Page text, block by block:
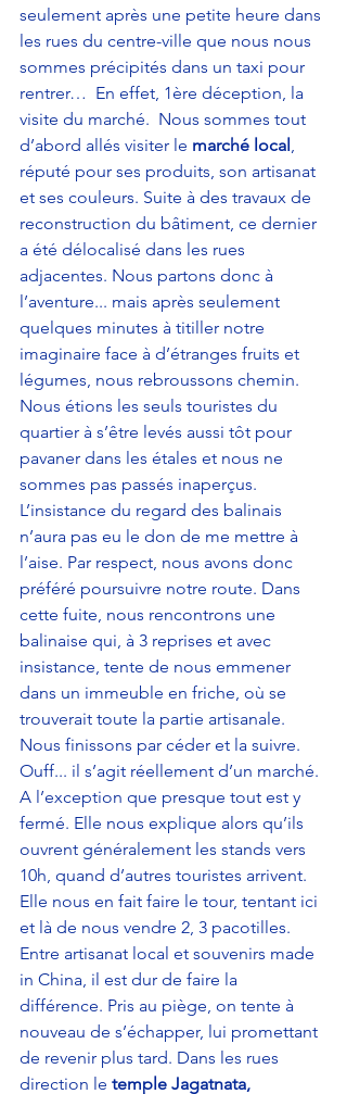
seulement après une petite heure dans
les rues du centre-ville que nous nous
sommes précipités dans un taxi pour
rentrer…  En effet, 1ère déception, la
visite du marché.  Nous sommes tout
d’abord allés visiter le marché local,
réputé pour ses produits, son artisanat
et ses couleurs. Suite à des travaux de
reconstruction du bâtiment, ce dernier
a été délocalisé dans les rues
adjacentes. Nous partons donc à
l’aventure... mais après seulement
quelques minutes à titiller notre
imaginaire face à d’étranges fruits et
légumes, nous rebroussons chemin.
Nous étions les seuls touristes du
quartier à s’être levés aussi tôt pour
pavaner dans les étales et nous ne
sommes pas passés inaperçus.
L’insistance du regard des balinais
n’aura pas eu le don de me mettre à
l’aise. Par respect, nous avons donc
préféré poursuivre notre route. Dans
cette fuite, nous rencontrons une
balinaise qui, à 3 reprises et avec
insistance, tente de nous emmener
dans un immeuble en friche, où se
trouverait toute la partie artisanale.
Nous finissons par céder et la suivre.
Ouff... il s’agit réellement d’un marché.
A l’exception que presque tout est y
fermé. Elle nous explique alors qu’ils
ouvrent généralement les stands vers
10h, quand d’autres touristes arrivent.
Elle nous en fait faire le tour, tentant ici
et là de nous vendre 2, 3 pacotilles.
Entre artisanat local et souvenirs made
in China, il est dur de faire la
différence. Pris au piège, on tente à
nouveau de s’échapper, lui promettant
de revenir plus tard. Dans les rues
direction le temple Jagatnata,